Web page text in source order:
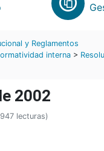
y Reglamentos
interna >
2002
lecturas)